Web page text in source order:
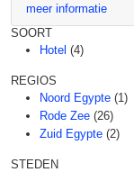
meer informatie
SOORT
Hotel (4)
REGIOS
Noord Egypte (1)
Rode Zee (26)
Zuid Egypte (2)
STEDEN